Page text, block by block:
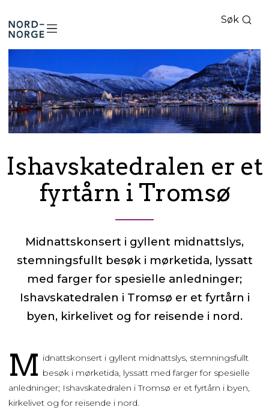
Nord-
Norge
Søk
Ishavskatedralen er et
fyrtårn i Tromsø
Midnattskonsert i gyllent midnattslys,
stemningsfullt besøk i mørketida, lyssatt
med farger for spesielle anledninger;
Ishavskatedralen i Tromsø er et fyrtårn i
byen, kirkelivet og for reisende i nord.
M idnattskonsert i gyllent midnattslys, stemningsfullt
besøk i mørketida, lyssatt med farger for spesielle
anledninger; Ishavskatedralen i Tromsø er et fyrtårn i byen,
kirkelivet og for reisende i nord.